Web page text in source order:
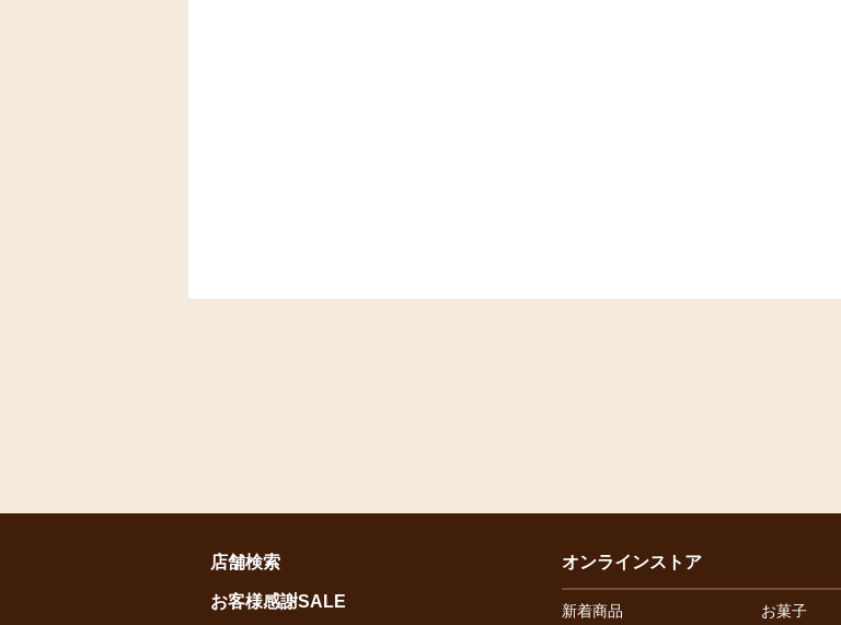
店舗検索
お客様感謝SALE
オンラインストア
新着商品
お菓子